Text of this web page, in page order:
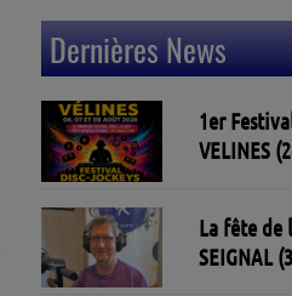
Dernières News
1er
VELINES
La fête de
SEIGNAL